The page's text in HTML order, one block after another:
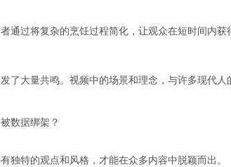
通过将复杂的烹饪过程简化，让观众在短时间内
了大量共鸣。视频中的场景和理念，与许多现代人
数据绑架？
独特的观点和风格，才能在众多内容中脱颖而出。